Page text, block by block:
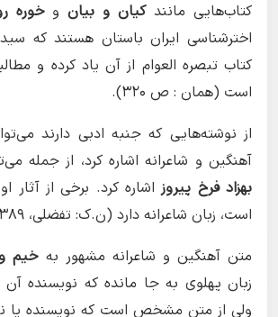
کتاب‌هایی مانندکیان و بیان وخوره
اخترشناسی ایران باستان هستند که
کتاب تبصره العوام از آن یاد کرده و
است (همان : ص ۳۲۰).
از نوشته‌هایی که جنبه ادبی دارند
آهنگین و شاعرانه اشاره کرد، از جمله
بهزاد فرخ پیروزاشاره کرد. برخی از آثار
است، زبان شاعرانه دارد (ن.ک: تفضلی، ١٣٨۹: ص ۱۹۰).
متن آهنگین و شاعرانه مشهور بهخیم
زبان پهلوی به جا مانده که نویسنده
ولی از متن مشخص است که نویسنده یا